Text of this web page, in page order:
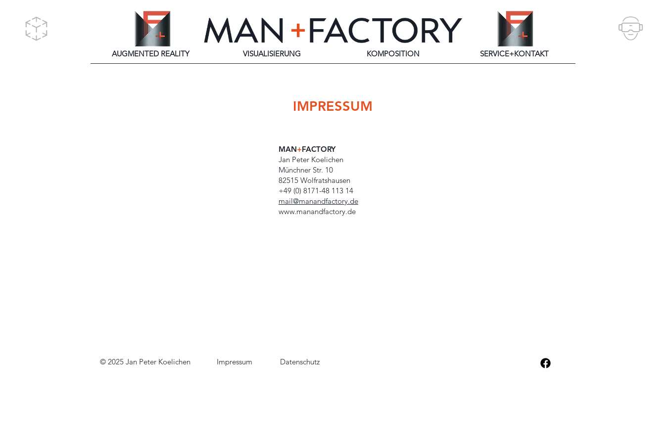
AUGMENTED REALITY VISUALISIERUNG KOMPOSITION SERVICE+KONTAKT
IMPRESSUM
MAN+FACTORY
Jan Peter Koelichen
Münchner Str. 10
82515 Wolfratshausen
+49 (0) 8171-48 113 14
mail@manandfactory.de
www.manandfactory.de
Impressum Datenschutz
© 2025 Jan Peter Koelichen